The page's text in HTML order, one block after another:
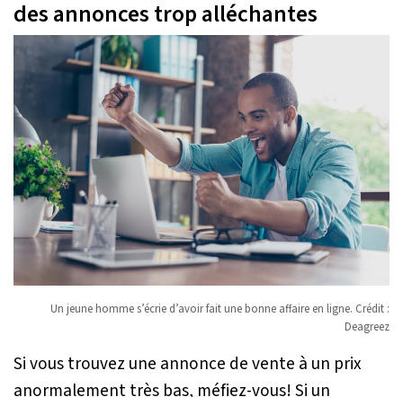
des annonces trop alléchantes
Un jeune homme s’écrie d’avoir fait une bonne affaire en ligne. Crédit :
Deagreez
Si vous trouvez une annonce de vente à un prix
anormalement très bas, méfiez-vous! Si un